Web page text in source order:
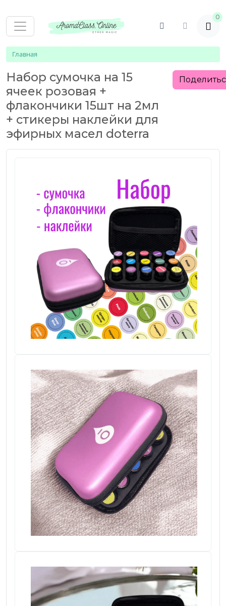
0
Главная
Набор сумочка на 15
ячеек розовая +
флакончики 15шт на 2мл
+ стикеры наклейки для
эфирных масел doterra